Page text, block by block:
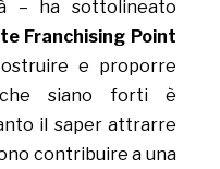
– ha sottolineato
Franchising Point
e proporre
siano forti è
il saper attrarre
contribuire a una